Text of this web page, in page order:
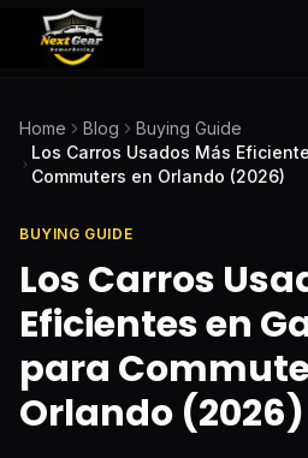
Home Blog
Buying Guide
Los Carros Usados Más
Commuters en Orlando (2026)
BUYING GUIDE
Los Carros
Eficientes en
para
Orlando (2026)